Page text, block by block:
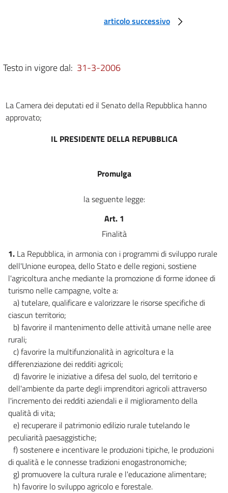
13
15
16
articolo successivo
Testo in vigore dal: 31-3-2006
La Camera dei deputati ed il Senato della Repubblica hanno
approvato;
IL PRESIDENTE DELLA REPUBBLICA
Promulga
la seguente legge:
Art. 1
Finalità
1. La Repubblica, in armonia con i programmi di sviluppo rurale
dell'Unione europea, dello Stato e delle regioni, sostiene
l'agricoltura anche mediante la promozione di forme idonee di
turismo nelle campagne, volte a:
a) tutelare, qualificare e valorizzare le risorse specifiche di
ciascun territorio;
b) favorire il mantenimento delle attività umane nelle aree
rurali;
c) favorire la multifunzionalità in agricoltura e la
differenziazione dei redditi agricoli;
d) favorire le iniziative a difesa del suolo, del territorio e
dell'ambiente da parte degli imprenditori agricoli attraverso
l'incremento dei redditi aziendali e il miglioramento della
qualità di vita;
e) recuperare il patrimonio edilizio rurale tutelando le
peculiarità paesaggistiche;
f) sostenere e incentivare le produzioni tipiche, le produzioni
di qualità e le connesse tradizioni enogastronomiche;
g) promuovere la cultura rurale e l'educazione alimentare;
h) favorire lo sviluppo agricolo e forestale.